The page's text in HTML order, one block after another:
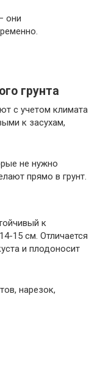
они
грунта
с учетом климата
к засухам,
не нужно
прямо в грунт.
к
15 см. Отличается
и плодоносит
нарезок,